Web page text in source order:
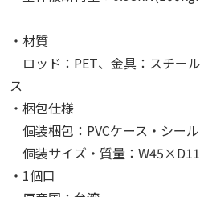
・材質
ロッド：PET、金具：スチー
ス
・梱包仕様
個装梱包：PVCケース・シール
個装サイズ・質量：
・1個口